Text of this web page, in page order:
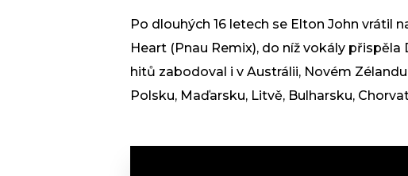
Po dlouhých 16 letech se Elton John vrátil
Heart (Pnau Remix), do níž vokály
hitů zabodoval i v Austrálii, Novém
Polsku, Maďarsku, Litvě, Bulharsku,